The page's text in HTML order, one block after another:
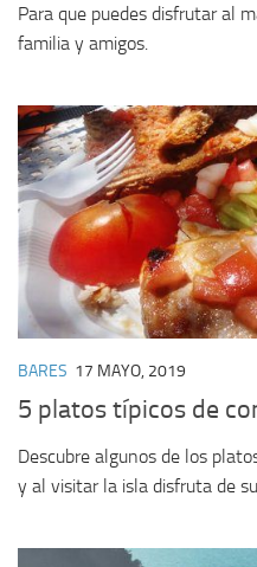
Para que puedes disfrutar al
familia y amigos.
BARES 17 MAYO, 2019
5 platos típicos de
Descubre algunos de los
y al visitar la isla disfruta de